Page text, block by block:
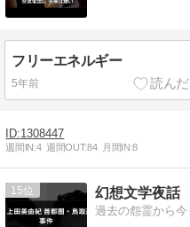
フリーエネルギー
5年前
1308447
週間IN:4 週間OUT:84 月間IN:8
15 幻想文学夜話
過去の怨霊から